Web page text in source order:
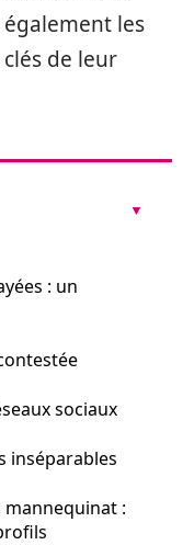
les
de leur
: un
sociaux
inséparables
mannequinat :